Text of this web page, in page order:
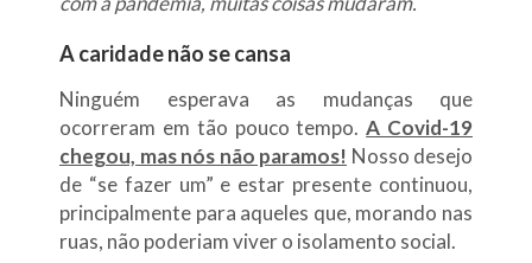
A caridade não se cansa
Ninguém esperava as mudanças que
ocorreram em tão pouco tempo.A Covid-19
chegou, mas nós não paramos! Nosso desejo
de “se fazer um” e estar presente continuou,
principalmente para aqueles que, morando nas
ruas, não poderiam viver o isolamento social.